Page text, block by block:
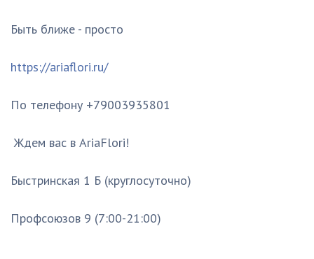
Быть ближе - просто
https://ariaflori.ru/
По телефону +79003935801
Ждем вас в AriaFlori!
Быстринская 1 Б (круглосуточно)
Профсоюзов 9 (7:00-21:00)